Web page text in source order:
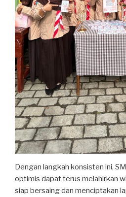
Dengan langkah konsisten ini,
optimis dapat terus melahirkan
siap bersaing dan menciptakan